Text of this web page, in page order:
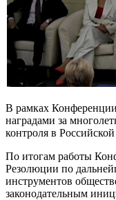
В рамках
наградами за
контроля в
По итогам работы
Резолюции по
инструментов
законодательным